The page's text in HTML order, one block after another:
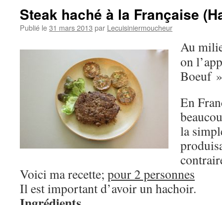
Steak haché à la Française
Publié le31 mars 2013 par Lecuisiniermoucheur
Au
on
Boeuf
En
la
Voici ma recette; pour 2 personnes
Il est important d’avoir un hachoir.